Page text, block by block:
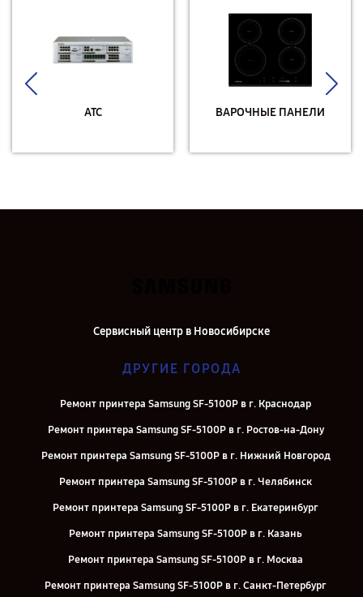
АТС ВАРОЧНЫЕ ПАНЕЛИ
Сервисный центр в Новосибирске
ДРУГИЕ ГОРОДА
Ремонт принтера Samsung SF-5100P в г. Краснодар
Ремонт принтера Samsung SF-5100P в г. Ростов-на-Дону
Ремонт принтера Samsung SF-5100P в г. Нижний Новгород
Ремонт принтера Samsung SF-5100P в г. Челябинск
Ремонт принтера Samsung SF-5100P в г. Екатеринбург
Ремонт принтера Samsung SF-5100P в г. Казань
Ремонт принтера Samsung SF-5100P в г. Москва
Ремонт принтера Samsung SF-5100P в г. Санкт-Петербург